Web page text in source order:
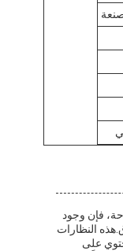
فإن وجود
النظارات
على